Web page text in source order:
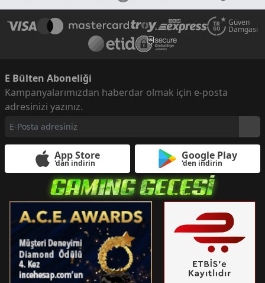
Güven
Damgası
E Bülten Aboneliği
Kampanyalarımızdan haberdar olmak için e-posta
adresinizi yazınız.
App Store
'dan indirin
Google Play
'den indirin